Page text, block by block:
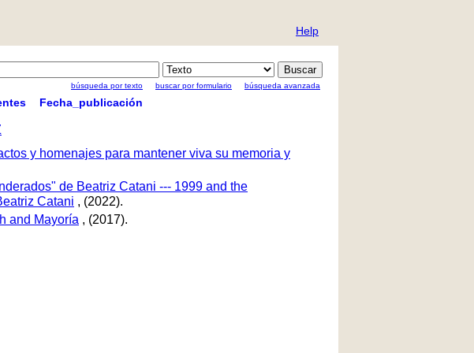
Help
búsqueda por texto buscar por formulario búsqueda avanzada
Fecha_publicación
y homenajes para mantener viva su memoria y
de Beatriz Catani --- 1999 and the
Catani , (2022).
and Mayoría , (2017).